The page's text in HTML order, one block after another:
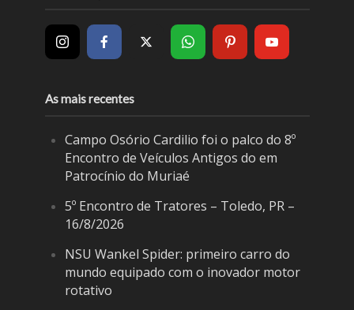
As mais recentes
Campo Osório Cardilio foi o palco do 8º
Encontro de Veículos Antigos do em
Patrocínio do Muriaé
5º Encontro de Tratores – Toledo, PR –
16/8/2026
NSU Wankel Spider: primeiro carro do
mundo equipado com o inovador motor
rotativo